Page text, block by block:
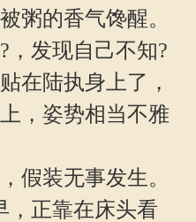
粥的香气馋醒。
发现自己不知?
在陆执身上了，
，姿势相当不雅
假装无事发生。
正靠在床头看